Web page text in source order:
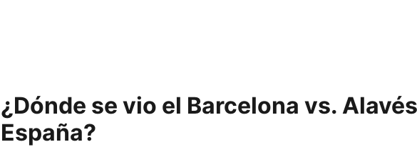
¿Dónde se vio el Barcelona vs.
España?